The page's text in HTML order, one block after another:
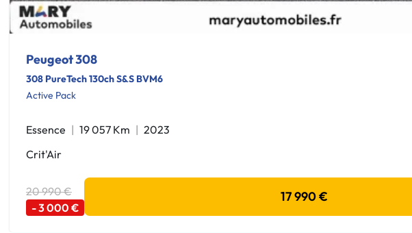
Peugeot 308
308 PureTech 130ch S&S BVM6
Active Pack
Essence 19 057 Km
2023
Crit'Air
20 990 €
- 3 000 €
17 990 €